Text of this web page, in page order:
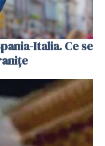
Italia. Ce se